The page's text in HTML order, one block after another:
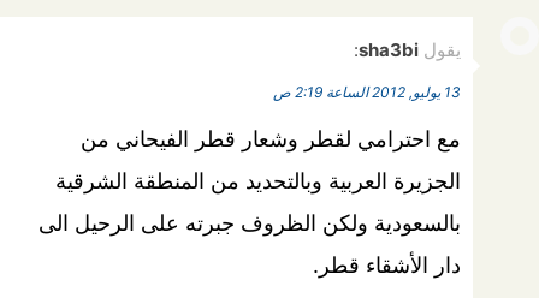
يقول sha3bi
:
13 يوليو, 2012 الساعة 2:19 ص
مع احترامي لقطر وشعار قطر الفيحاني من
الجزيرة العربية وبالتحديد من المنطقة الشرقية
بالسعودية ولكن الظروف جبرته على الرحيل الى
دار الأشقاء قطر.